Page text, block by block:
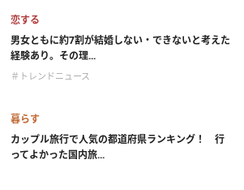
恋する
男女ともに約7割が結婚しない・できないと考えた
経験あり。その理...
＃トレンドニュース
暮らす
カップル旅行で人気の都道府県ランキング！ 行
ってよかった国内旅...